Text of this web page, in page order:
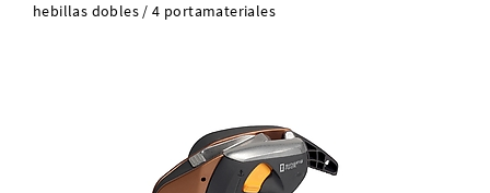
hebillas dobles / 4 portamateriales